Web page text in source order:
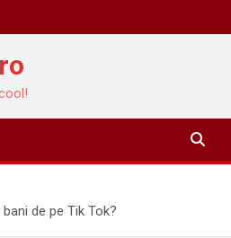
de pe Tik Tok?